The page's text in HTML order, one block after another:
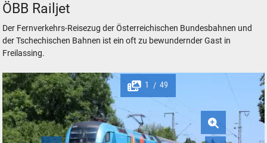
ÖBB Railjet
Der Fernverkehrs-Reisezug der Österreichischen Bundesbahnen und
der Tschechischen Bahnen ist ein oft zu bewundernder Gast in
Freilassing.
1 / 49